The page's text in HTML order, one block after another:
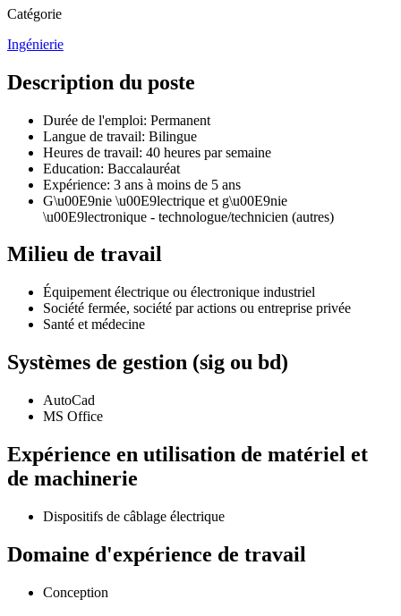
Catégorie
Ingénierie
Description du poste
Durée de l'emploi: Permanent
Langue de travail: Bilingue
Heures de travail: 40 heures par semaine
Education: Baccalauréat
Expérience: 3 ans à moins de 5 ans
G\u00E9nie \u00E9lectrique et g\u00E9nie
\u00E9lectronique - technologue/technicien (autres)
Milieu de travail
Équipement électrique ou électronique industriel
Société fermée, société par actions ou entreprise privée
Santé et médecine
Systèmes de gestion (sig ou bd)
AutoCad
MS Office
Expérience en utilisation de matériel et
de machinerie
Dispositifs de câblage électrique
Domaine d'expérience de travail
Conception